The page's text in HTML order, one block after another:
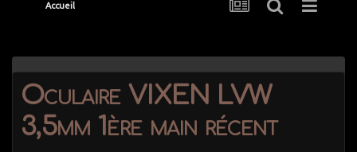
Accueil
Oculaire VIXEN LVW
3,5mm 1ère main récent